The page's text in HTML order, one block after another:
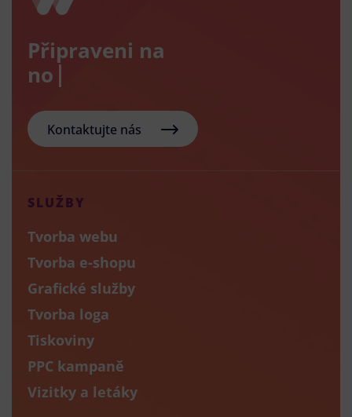
Připraveni na
nový e
Kontaktujte nás
SLUŽBY
Tvorba webu
Tvorba e-shopu
Grafické služby
Tvorba loga
Tiskoviny
PPC kampaně
Vizitky a letáky